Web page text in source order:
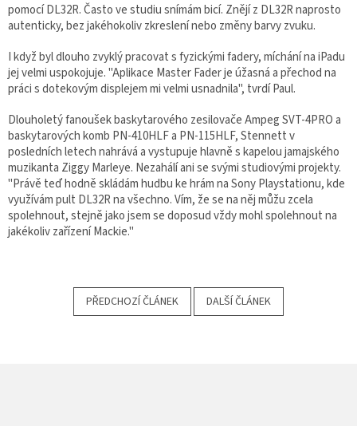
pomocí DL32R. Často ve studiu snímám bicí. Znějí z DL32R naprosto
autenticky, bez jakéhokoliv zkreslení nebo změny barvy zvuku.
I když byl dlouho zvyklý pracovat s fyzickými fadery, míchání na iPadu
jej velmi uspokojuje. "Aplikace Master Fader je úžasná a přechod na
práci s dotekovým displejem mi velmi usnadnila", tvrdí Paul.
Dlouholetý fanoušek baskytarového zesilovače Ampeg SVT-4PRO a
baskytarových komb PN-410HLF a PN-115HLF, Stennett v
posledních letech nahrává a vystupuje hlavně s kapelou jamajského
muzikanta Ziggy Marleye. Nezahálí ani se svými studiovými projekty.
"Právě teď hodně skládám hudbu ke hrám na Sony Playstationu, kde
využívám pult DL32R na všechno. Vím, že se na něj můžu zcela
spolehnout, stejně jako jsem se doposud vždy mohl spolehnout na
jakékoliv zařízení Mackie."
PŘEDCHOZÍ ČLÁNEK DALŠÍ ČLÁNEK